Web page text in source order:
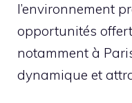
l’environnement
opportunités
notamment à
dynamique et